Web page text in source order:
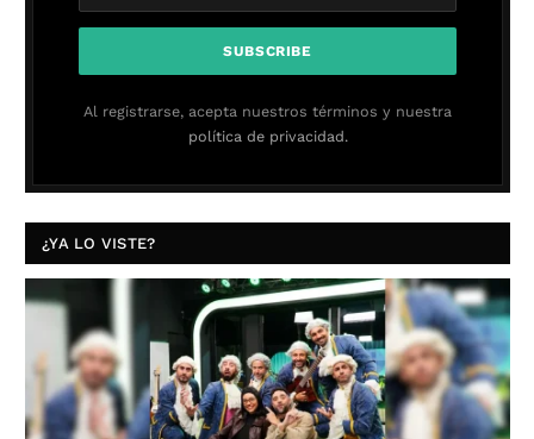
Al registrarse, acepta nuestros términos y nuestra
política de privacidad.
¿YA LO VISTE?